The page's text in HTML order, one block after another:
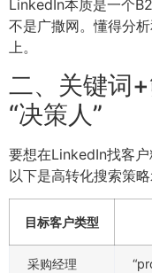
LinkedIn本质是一个
不是广撒网。懂得分
上。
二、关键词
“决策人”
要想在LinkedIn找客
以下是高转化搜索策略
目标客户类型
采购经理